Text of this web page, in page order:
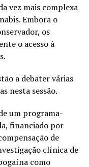
vez mais complexa
Embora o
os
o acesso à
a debater várias
nesta sessão.
um programa-
financiado por
de
clínica de
como